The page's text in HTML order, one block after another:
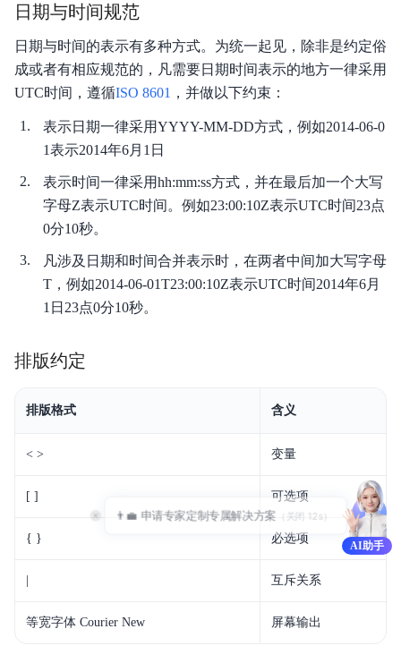
日期与时间规范
日期与时间的表示有多种方式。为统一起见，除非是约定俗
成或者有相应规范的，凡需要日期时间表示的地方一律采用
UTC时间，遵循ISO 8601 ，并做以下约束：
表示日期一律采用YYYY-MM-DD方式，例如2014-06-0
1表示2014年6月1日
表示时间一律采用hh:mm:ss方式，并在最后加一个大写
字母Z表示UTC时间。例如23:00:10Z表示UTC时间23点
0分10秒。
凡涉及日期和时间合并表示时，在两者中间加大写字母
T，例如2014-06-01T23:00:10Z表示UTC时间2014年6月
1日23点0分10秒。
排版约定
排版格式 含义
< > 变量
[ ] 可选项
{ } 必选项
互斥关系
等宽字体 Courier New 屏幕输出
AI助手
👨‍💼 申请专家定制专属解决方案（关闭 12 s）